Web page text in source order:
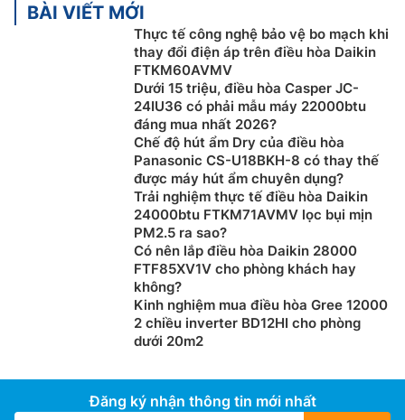
BÀI VIẾT MỚI
Thực tế công nghệ bảo vệ bo mạch khi
thay đổi điện áp trên điều hòa Daikin
FTKM60AVMV
Dưới 15 triệu, điều hòa Casper JC-
24IU36 có phải mẫu máy 22000btu
đáng mua nhất 2026?
Chế độ hút ẩm Dry của điều hòa
Panasonic CS-U18BKH-8 có thay thế
được máy hút ẩm chuyên dụng?
Trải nghiệm thực tế điều hòa Daikin
24000btu FTKM71AVMV lọc bụi mịn
PM2.5 ra sao?
Có nên lắp điều hòa Daikin 28000
FTF85XV1V cho phòng khách hay
không?
Kinh nghiệm mua điều hòa Gree 12000
2 chiều inverter BD12HI cho phòng
dưới 20m2
Đăng ký nhận thông tin mới nhất